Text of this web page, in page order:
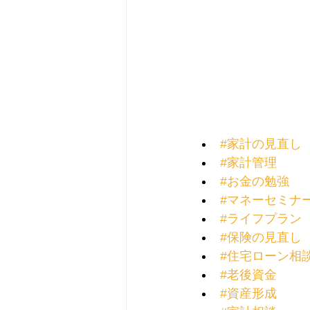
#家計の見直し
#家計管理
#お金の勉強
#マネーセミナ
#ライフプラン
#保険の見直し
#住宅ローン相
#老後資金
#資産形成